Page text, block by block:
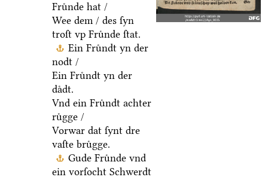
Fruͤnde hat /
Wee dem / des ſyn
troſt vp Fruͤnde ſtat.
Ein Fruͤndt yn der
nodt /
Ein Fruͤndt yn der
daͤdt.
Vnd ein Fruͤndt achter
ruͤgge /
Vorwar dat ſynt dre
vaſte bruͤgge.
Gude Fruͤnde vnd
ein vorſocht Schwerdt